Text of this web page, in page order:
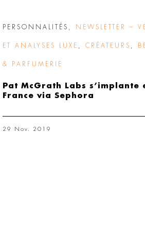
PERSONNALITÉS NEWSLETTER –
ET ANALYSES LUXE CRÉATEURS
& PARFUMERIE
Pat McGrath Labs s’implante
France via Sephora
29 Nov. 2019